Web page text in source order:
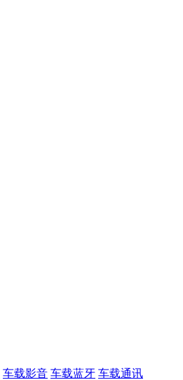
车载影音 车载蓝牙 车载通讯